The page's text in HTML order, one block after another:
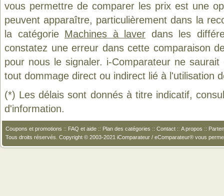
vous permettre de comparer les prix est une
peuvent apparaître, particulièrement dans la
la catégorie Machines à laver dans les
constatez une erreur dans cette comparaison
pour nous le signaler. i-Comparateur ne
tout dommage direct ou indirect lié à l'utilisation
(*) Les délais sont donnés à titre indicatif,
d'information.
Coupons et promotions :: FAQ et aide :: Plan des catégories :: Contact :: A propos ::
Tous droits réservés. Copyright © 2003-2021 iComparateur / eComparateur® vous